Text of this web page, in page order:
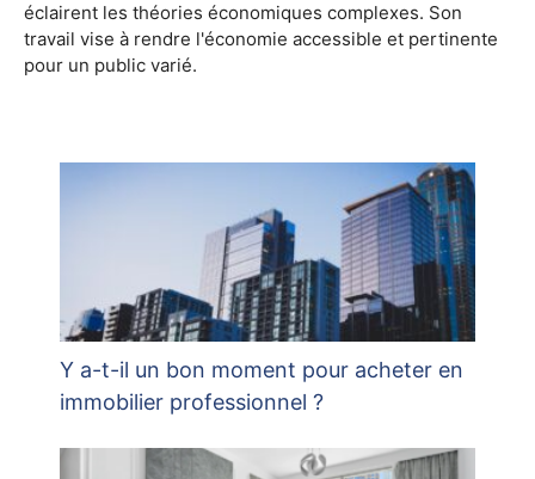
éclairent les théories économiques complexes. Son
travail vise à rendre l'économie accessible et pertinente
pour un public varié.
Y a-t-il un bon moment pour acheter en
immobilier professionnel ?